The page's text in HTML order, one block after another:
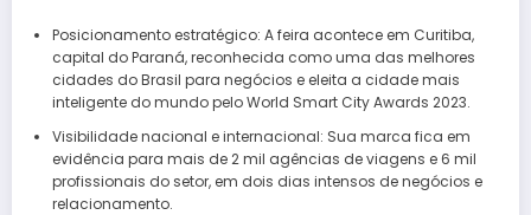
Posicionamento estratégico: A feira acontece em Curitiba,
capital do Paraná, reconhecida como uma das melhores
cidades do Brasil para negócios e eleita a cidade mais
inteligente do mundo pelo World Smart City Awards 2023.
Visibilidade nacional e internacional: Sua marca fica em
evidência para mais de 2 mil agências de viagens e 6 mil
profissionais do setor, em dois dias intensos de negócios e
relacionamento.